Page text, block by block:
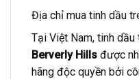
Địa chỉ mua tinh dầu
Tại Việt Nam, tinh
Berverly Hills được
hãng độc quyền bởi